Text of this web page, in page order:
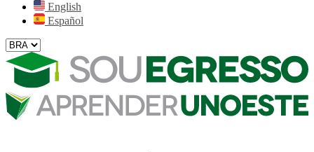
English
Español